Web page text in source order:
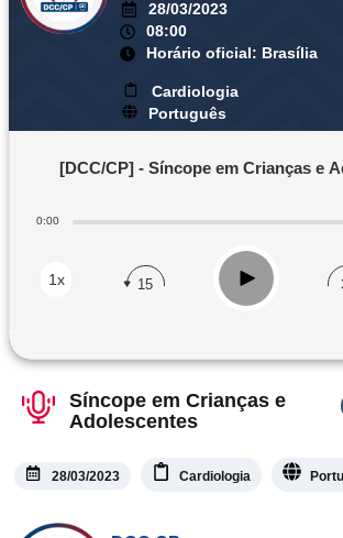
28/03/2023
08:00
Horário oficial: Brasília
Cardiologia
Português
[DCC/CP] - Síncope em Crianças e
0:00
1x 15 Play
Síncope em Crianças e
Adolescentes
28/03/2023 Cardiologia